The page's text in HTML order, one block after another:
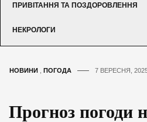
ПРИВІТАННЯ ТА ПОЗДОРОВЛЕННЯ
НЕКРОЛОГИ
НОВИНИ ПОГОДА 7 ВЕРЕСНЯ,
Прогноз погоди